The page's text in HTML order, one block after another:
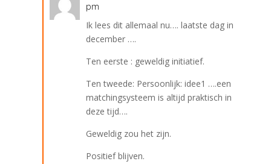
pm
Ik lees dit allemaal nu…. laatste dag in
december ….
Ten eerste : geweldig initiatief.
Ten tweede: Persoonlijk: idee1 ….een
matchingsysteem is altijd praktisch in
deze tijd….
Geweldig zou het zijn.
Positief blijven.